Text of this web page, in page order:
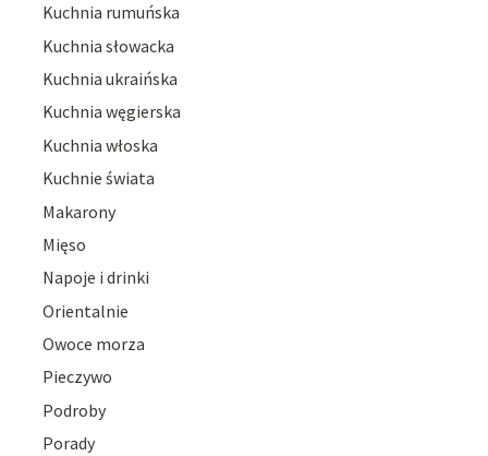
Kuchnia rumuńska
Kuchnia słowacka
Kuchnia ukraińska
Kuchnia węgierska
Kuchnia włoska
Kuchnie świata
Makarony
Mięso
Napoje i drinki
Orientalnie
Owoce morza
Pieczywo
Podroby
Porady